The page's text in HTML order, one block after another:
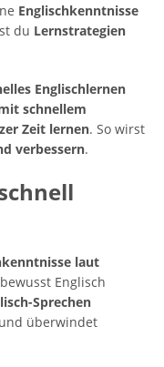
Englischkenntnisse
du Lernstrategien
Englischlernen
schnellem
Zeit lernen. So wirst
verbessern.
laut
Englisch
Sprechen
und überwindet